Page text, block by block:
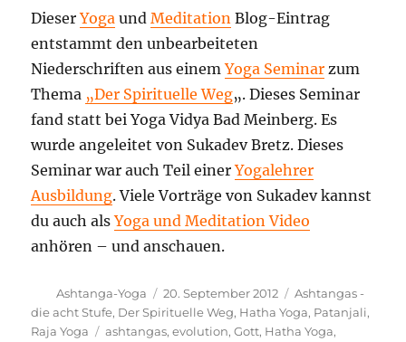
DieserYoga undMeditation Blog-Eintrag
entstammt den unbearbeiteten
Niederschriften aus einemYoga Seminar zum
Thema „Der Spirituelle Weg„. Dieses Seminar
fand statt bei Yoga Vidya Bad Meinberg. Es
wurde angeleitet von Sukadev Bretz. Dieses
Seminar war auch Teil einerYogalehrer
Ausbildung. Viele Vorträge von Sukadev kannst
du auch alsYoga und Meditation Video
anhören – und anschauen.
Autor
Ashtanga-Yoga
Veröffentlicht
am
20. September 2012 Kategorien
Ashtangas -
die acht Stufe, Der Spirituelle Weg, Hatha Yoga, Patanjali,
Raja Yoga
Schlagwörter
ashtangas,evolution,Gott, Hatha Yoga,